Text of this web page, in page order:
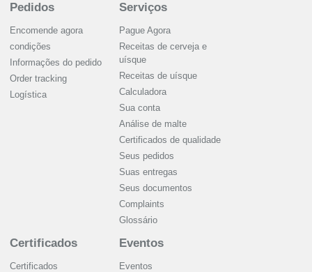
Pedidos
Encomende agora
condições
Informações do pedido
Order tracking
Logística
Serviços
Pague Agora
Receitas de cerveja e
uísque
Receitas de uísque
Calculadora
Sua conta
Análise de malte
Certificados de qualidade
Seus pedidos
Suas entregas
Seus documentos
Complaints
Glossário
Certificados
Certificados
Eventos
Eventos